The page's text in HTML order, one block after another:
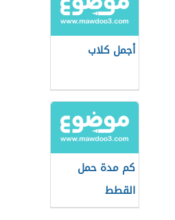
أجمل كلاب
كم مدة حمل
القطط